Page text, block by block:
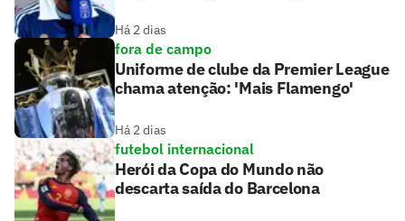
Há 2 dias
fora de campo
Uniforme de clube da Premier League
chama atenção: 'Mais Flamengo'
Há 2 dias
futebol internacional
Herói da Copa do Mundo não
descarta saída do Barcelona